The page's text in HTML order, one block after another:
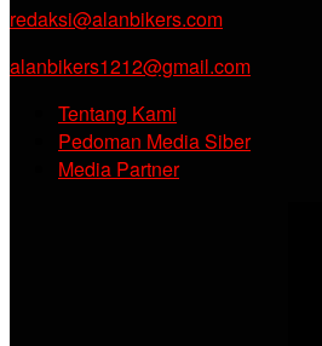
redaksi@alanbikers.com
alanbikers1212@gmail.com
Tentang Kami
Pedoman Media Siber
Media Partner